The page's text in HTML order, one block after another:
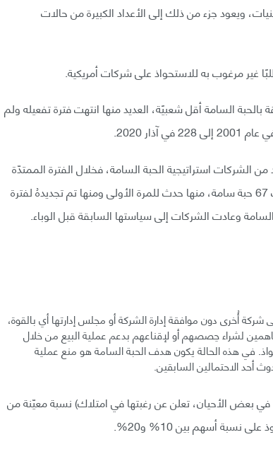
ويعود جزء من ذلك إلى الأعداد الكبيرة من حالات
السامة أقل شعبيًة، العديد منها انتهت فترة تفعيله ولم
سببها وباء كوفيد-19، تبنت العديد من الشركات استراتيجية الحبة السامة، فخلال الفترة الممتدّة
من شهر آذار إلى شهر تموز في عام 2020، فعّلت الشركات 67 حبة سامة، منها حدث للمرة الأولى ومنها تم تجديدهُ لفترة
أُخرى دون موافقة إدارة الشركة أو مجلس إدارتها أي بالقوة،
لشراء حِصصهم أو لإقناعهم بدعم عملية البيع من خلال
في هذه الحالة يكون هدف الحبة السامة هو منع عملية
أحد الاحتمالين السابقين.
بعض الأحيان، تعلن عن رغبتها في امتلاك) نسبة معيّنة من
أسهم بين 10% و20%.